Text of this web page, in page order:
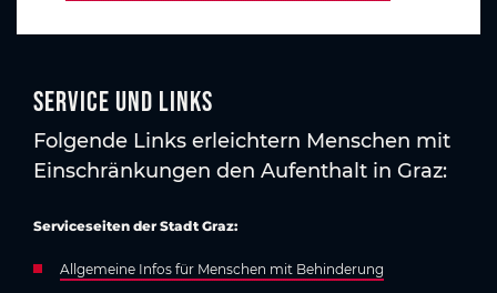
Service und Links
Folgende Links erleichtern Menschen mit
Einschränkungen den Aufenthalt in Graz:
Serviceseiten der Stadt Graz:
Allgemeine Infos für Menschen mit Behinderung